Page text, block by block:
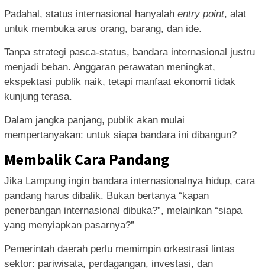
Padahal, status internasional hanyalah entry point, alat
untuk membuka arus orang, barang, dan ide.
Tanpa strategi pasca-status, bandara internasional justru
menjadi beban. Anggaran perawatan meningkat,
ekspektasi publik naik, tetapi manfaat ekonomi tidak
kunjung terasa.
Dalam jangka panjang, publik akan mulai
mempertanyakan: untuk siapa bandara ini dibangun?
Membalik Cara Pandang
Jika Lampung ingin bandara internasionalnya hidup, cara
pandang harus dibalik. Bukan bertanya “kapan
penerbangan internasional dibuka?”, melainkan “siapa
yang menyiapkan pasarnya?”
Pemerintah daerah perlu memimpin orkestrasi lintas
sektor: pariwisata, perdagangan, investasi, dan